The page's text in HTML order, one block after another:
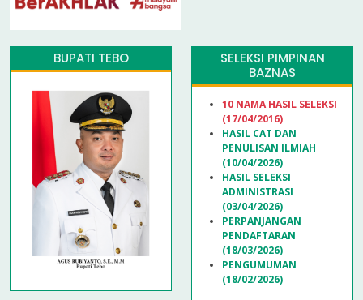
BUPATI TEBO
SELEKSI PIMPINAN
BAZNAS
10 NAMA HASIL SELEKSI
(17/04/2016)
HASIL CAT DAN
PENULISAN ILMIAH
(10/04/2026)
HASIL SELEKSI
ADMINISTRASI
(03/04/2026)
PERPANJANGAN
PENDAFTARAN
(18/03/2026)
PENGUMUMAN
(18/02/2026)